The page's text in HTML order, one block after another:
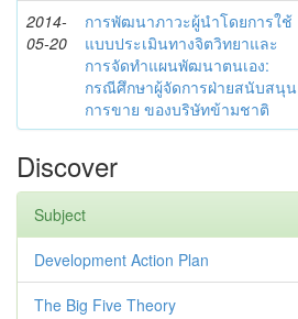
2014-
05-20
การพัฒนาภาวะผู้นำโดยการใช้
แบบประเมินทางจิตวิทยาและ
การจัดทำแผนพัฒนาตนเอง:
กรณีศึกษาผู้จัดการฝ่ายสนับสนุน
การขาย ของบริษัทข้ามชาติ
Discover
Subject
Development Action Plan
The Big Five Theory